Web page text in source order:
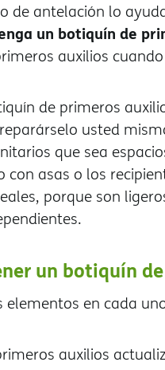
de antelación lo
un botiquín de
auxilios
de primeros
usted
que sea
con asas o los
porque son
un botiquín
en cada
auxilios